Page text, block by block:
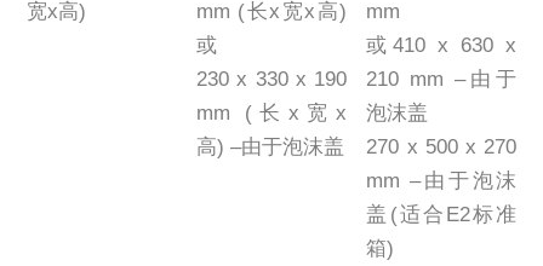
宽x高)
mm (长x宽x高)
或
230 x 330 x 190
mm (长x宽x
高) –由于泡沫盖
mm
或410 x 630 x
210 mm –由于
泡沫盖
270 x 500 x 270
mm –由于泡沫
盖(适合E2标准
箱)